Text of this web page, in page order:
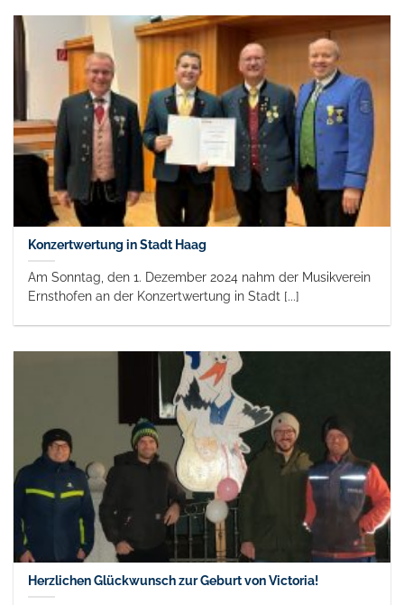
Konzertwertung in Stadt Haag
Am Sonntag, den 1. Dezember 2024 nahm der Musikverein
Ernsthofen an der Konzertwertung in Stadt [...]
Herzlichen Glückwunsch zur Geburt von Victoria!